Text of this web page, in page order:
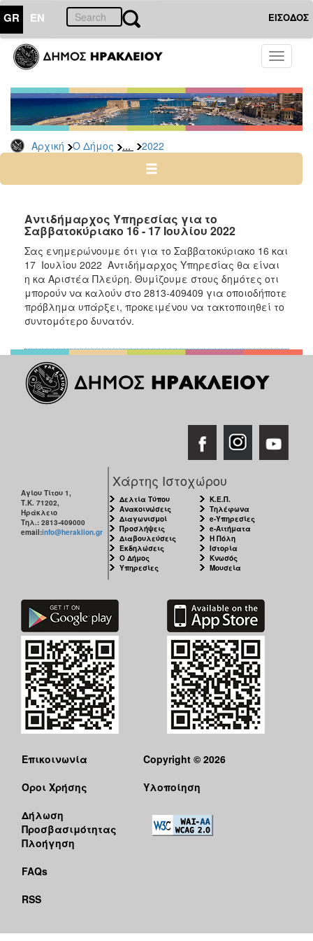
GR EN ΕΙΣΟΔΟΣ
Toggle
Αρχική Ο Δήμος ... 2022
ΔΗΜΟΣ
Δελτία
Τύπου
Αρχείο
2026
2024
2022
2021
2020
2019
2018
2016
2015
2013
ΠΟΛΙΤΙΣΜΟΣ
ΑΝΘΕΚΤΙΚΗ
ΠΟΛΗ
Αντιδήμαρχος Υπηρεσίας για το
Σαββατοκύριακο 16 - 17 Ιουλίου 2022
Σας ενημερώνουμε ότι για το Σαββατοκύριακο 16 και
17 Ιουλίου 2022 Αντιδήμαρχος Υπηρεσίας θα είναι
η κα Αριστέα Πλεύρη. Θυμίζουμε στους δημότες οτι
μπορούν να καλούν στο 2813-409409 για οποιοδήποτε
πρόβλημα υπάρξει, προκειμένου να τακτοποιηθεί το
συντομότερο δυνατόν.
Αγίου Τίτου 1,
Τ.Κ. 71202,
Ηράκλειο
Τηλ.: 2813-409000
email:info@heraklion.gr
Χάρτης Ιστοχώρου
Δελτία Τύπου
Ανακοινώσεις
Διαγωνισμοί
Προσλήψεις
Διαβουλεύσεις
Εκδηλώσεις
Ο Δήμος
Υπηρεσίες
Κ.Ε.Π.
Τηλέφωνα
e-Υπηρεσίες
e-Αιτήματα
Η Πόλη
Ιστορία
Κνωσός
Μουσεία
Επικοινωνία
Όροι Χρήσης
Δήλωση
Προσβασιμότητας
Πλοήγηση
FAQs
RSS
Copyright © 2026
Υλοποίηση